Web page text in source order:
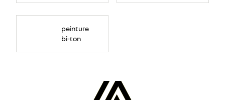
peinture
bi-ton